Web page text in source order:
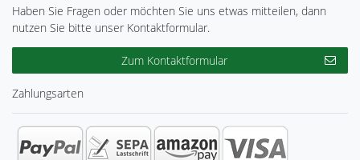
Haben Sie Fragen oder möchten Sie uns etwas mitteilen, dann
nutzen Sie bitte unser Kontaktformular.
Zum Kontaktformular
Zahlungsarten